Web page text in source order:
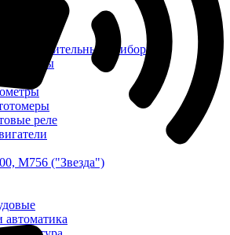
измерительные приборы
реле
М756 ("Звезда")
автоматика